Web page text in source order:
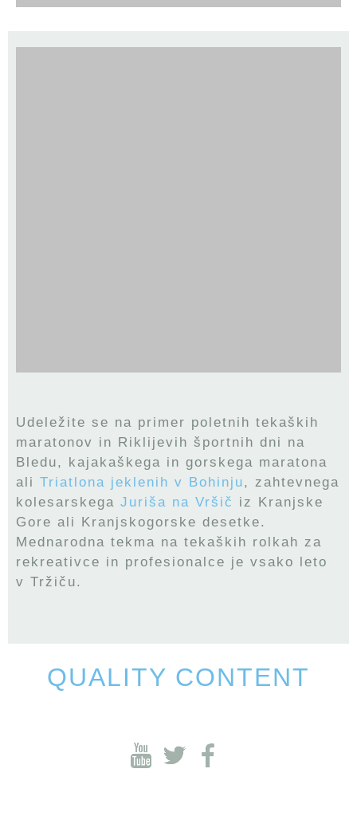
Udeležite se na primer poletnih tekaških
maratonov in Riklijevih športnih dni na
Bledu, kajakaškega in gorskega maratona
ali Triatlona jeklenih v Bohinju, zahtevnega
kolesarskega Juriša na Vršič iz Kranjske
Gore ali Kranjskogorske desetke.
Mednarodna tekma na tekaških rolkah za
rekreativce in profesionalce je vsako leto
v Tržiču.
QUALITY CONTENT